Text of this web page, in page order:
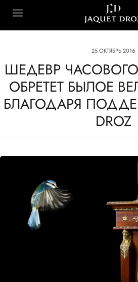
content
Jaquet Droz
25 ОКТЯБРЬ 2016
ШЕДЕВР
ОБРЕТЕТ БЫЛОЕ
БЛАГОДАРЯ
DROZ